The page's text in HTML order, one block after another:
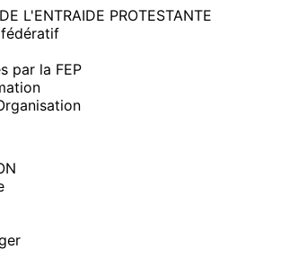
L'ENTRAIDE PROTESTANTE
par la FEP